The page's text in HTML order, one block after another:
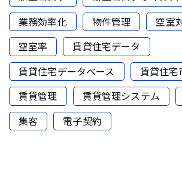
業務効率化
物件管理
空室
空室率
賃貸住宅データ
賃貸住宅データベース
賃貸住宅
賃貸管理
賃貸管理システム
集客
電子契約